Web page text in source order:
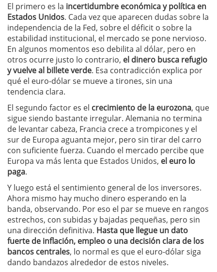
El primero es la incertidumbre económica y política en
Estados Unidos. Cada vez que aparecen dudas sobre la
independencia de la Fed, sobre el déficit o sobre la
estabilidad institucional, el mercado se pone nervioso.
En algunos momentos eso debilita al dólar, pero en
otros ocurre justo lo contrario, el dinero busca refugio
y vuelve al billete verde. Esa contradicción explica por
qué el euro-dólar se mueve a tirones, sin una
tendencia clara.
El segundo factor es el crecimiento de la eurozona, que
sigue siendo bastante irregular. Alemania no termina
de levantar cabeza, Francia crece a trompicones y el
sur de Europa aguanta mejor, pero sin tirar del carro
con suficiente fuerza. Cuando el mercado percibe que
Europa va más lenta que Estados Unidos, el euro lo
paga.
Y luego está el sentimiento general de los inversores.
Ahora mismo hay mucho dinero esperando en la
banda, observando. Por eso el par se mueve en rangos
estrechos, con subidas y bajadas pequeñas, pero sin
una dirección definitiva. Hasta que llegue un dato
fuerte de inflación, empleo o una decisión clara de los
bancos centrales, lo normal es que el euro-dólar siga
dando bandazos alrededor de estos niveles.